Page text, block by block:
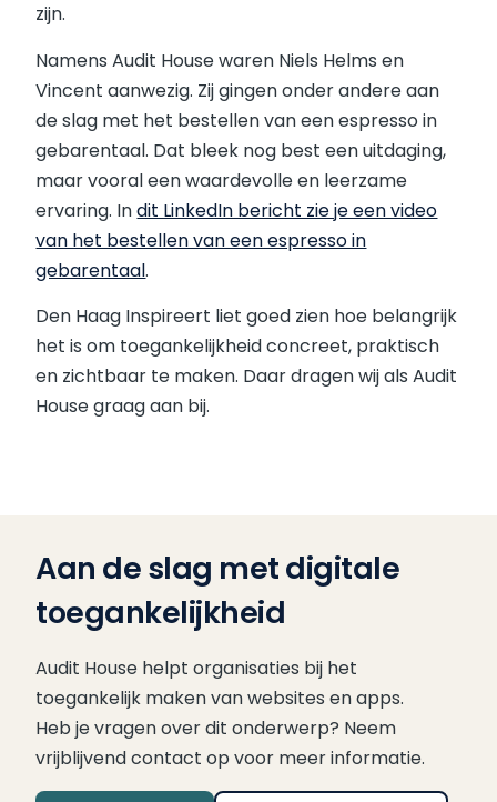
zijn.
Namens Audit House waren Niels Helms en
Vincent aanwezig. Zij gingen onder andere aan
de slag met het bestellen van een espresso in
gebarentaal. Dat bleek nog best een uitdaging,
maar vooral een waardevolle en leerzame
ervaring. Indit LinkedIn bericht zie je een video
van het bestellen van een espresso in
gebarentaal.
Den Haag Inspireert liet goed zien hoe belangrijk
het is om toegankelijkheid concreet, praktisch
en zichtbaar te maken. Daar dragen wij als Audit
House graag aan bij.
Aan de slag met digitale
toegankelijkheid
Audit House helpt organisaties bij het
toegankelijk maken van websites en apps.
Heb je vragen over dit onderwerp? Neem
vrijblijvend contact op voor meer informatie.